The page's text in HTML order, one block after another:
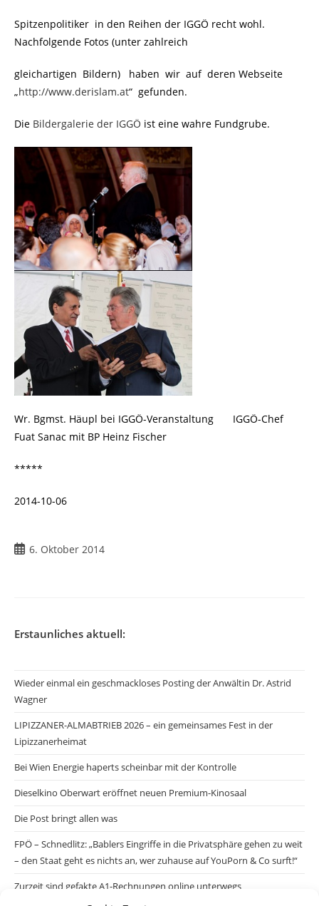
Spitzenpolitiker in den Reihen der IGGÖ recht wohl.
Nachfolgende Fotos (unter zahlreich
gleichartigen Bildern) haben wir auf deren Webseite
„http://www.derislam.at“ gefunden.
Die Bildergalerie der IGGÖ ist eine wahre Fundgrube.
Wr. Bgmst. Häupl bei IGGÖ-Veranstaltung
IGGÖ-Chef
Fuat Sanac mit BP Heinz Fischer
*****
2014-10-06
6. Oktober 2014
Erstaunliches aktuell:
Wieder einmal ein geschmackloses Posting der Anwältin Dr. Astrid
Wagner
LIPIZZANER-ALMABTRIEB 2026 – ein gemeinsames Fest in der
Lipizzanerheimat
Bei Wien Energie haperts scheinbar mit der Kontrolle
Dieselkino Oberwart eröffnet neuen Premium-Kinosaal
Die Post bringt allen was
FPÖ – Schnedlitz: „Bablers Eingriffe in die Privatsphäre gehen zu weit
– den Staat geht es nichts an, wer zuhause auf YouPorn & Co surft!“
Zurzeit sind gefakte A1-Rechnungen online unterwegs